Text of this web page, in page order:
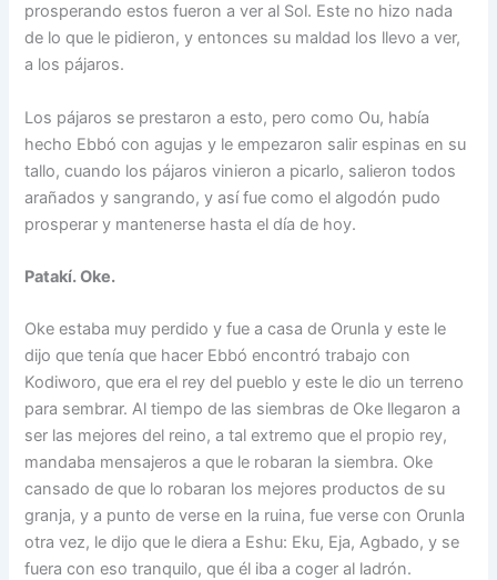
prosperando estos fueron a ver al Sol. Este no hizo nada
de lo que le pidieron, y entonces su maldad los llevo a ver,
a los pájaros.
Los pájaros se prestaron a esto, pero como Ou, había
hecho Ebbó con agujas y le empezaron salir espinas en su
tallo, cuando los pájaros vinieron a picarlo, salieron todos
arañados y sangrando, y así fue como el algodón pudo
prosperar y mantenerse hasta el día de hoy.
Patakí. Oke.
Oke estaba muy perdido y fue a casa de Orunla y este le
dijo que tenía que hacer Ebbó encontró trabajo con
Kodiworo, que era el rey del pueblo y este le dio un terreno
para sembrar. Al tiempo de las siembras de Oke llegaron a
ser las mejores del reino, a tal extremo que el propio rey,
mandaba mensajeros a que le robaran la siembra. Oke
cansado de que lo robaran los mejores productos de su
granja, y a punto de verse en la ruina, fue verse con Orunla
otra vez, le dijo que le diera a Eshu: Eku, Eja, Agbado, y se
fuera con eso tranquilo, que él iba a coger al ladrón.